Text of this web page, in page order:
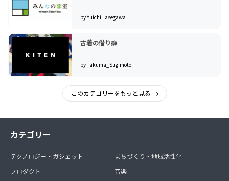
by YuichiHasegawa
古着の借り癖
by Takuma_Sugimoto
このカテゴリーをもっと見る
カテゴリー
テクノロジー・ガジェット
プロダクト
まちづくり・地域活性化
音楽